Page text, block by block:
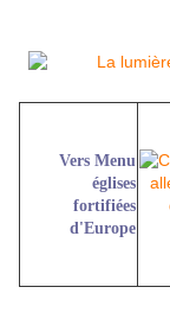
Vers Menu
églises
fortifiées
d'Europe